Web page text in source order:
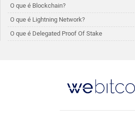
O que é Blockchain?
O que é Lightning Network?
O que é Delegated Proof Of Stake